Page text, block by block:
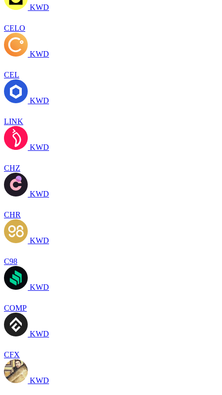
KWD
CELO
KWD
CEL
KWD
LINK
KWD
CHZ
KWD
CHR
KWD
C98
KWD
COMP
KWD
CFX
KWD